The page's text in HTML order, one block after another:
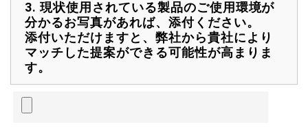
3. 現状使用されている製品のご使用環境が
分かるお写真があれば、添付ください。
添付いただけますと、弊社から貴社により
マッチした提案ができる可能性が高まりま
す。